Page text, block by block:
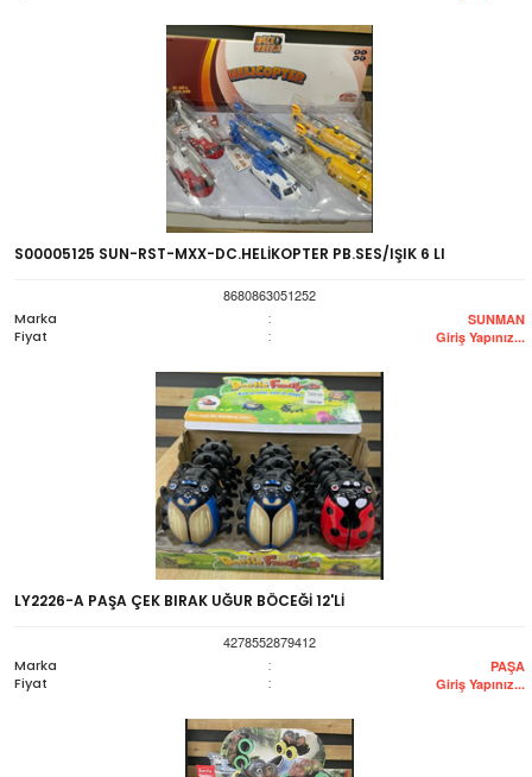
S00005125 SUN-RST-MXX-DC.HELİKOPTER PB.SES/IŞIK 6 LI
8680863051252
Marka
: SUNMAN
Fiyat : Giriş Yapınız...
LY2226-A PAŞA ÇEK BIRAK UĞUR BÖCEĞİ 12'Lİ
4278552879412
Marka
: PAŞA
Fiyat : Giriş Yapınız...